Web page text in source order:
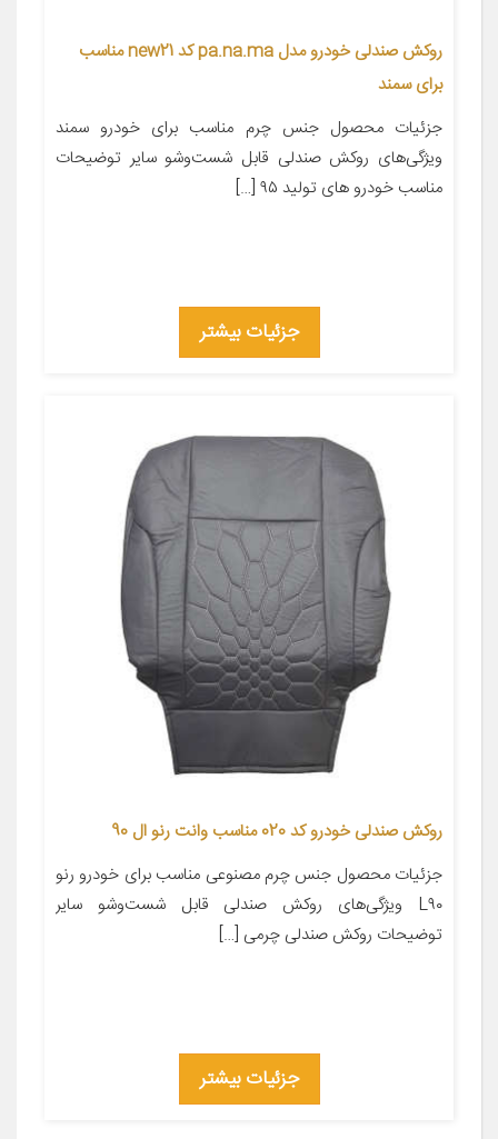
روکش صندلی خودرو مدل pa.na.ma کد new21 مناسب
برای سمند
جزئیات محصول جنس چرم مناسب برای خودرو سمند
ویژگی‌های روکش صندلی قابل شست‌وشو سایر توضیحات
مناسب خودرو های تولید ۹۵ […]
جزئیات بیشتر
روکش صندلی خودرو کد 020 مناسب وانت رنو ال 90
جزئیات محصول جنس چرم مصنوعی مناسب برای خودرو رنو
L۹۰ ویژگی‌های روکش صندلی قابل شست‌وشو سایر
توضیحات روکش صندلی چرمی […]
جزئیات بیشتر